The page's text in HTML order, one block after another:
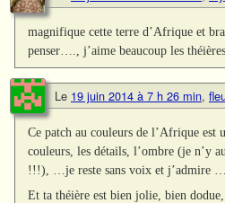
magnifique cette terre d’Afrique et
penser…., j’aime beaucoup les
Le 19 juin 2014 à 7 h 26 min,
Ce patch au couleurs de l’Afrique
couleurs, les détails, l’ombre (je n’y
!!!), …je reste sans voix et j’admire …
Et ta théière est bien jolie, bien